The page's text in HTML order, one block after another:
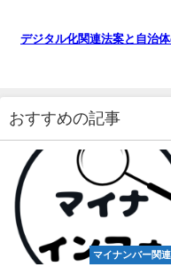
デジタル化関連法案と自治
おすすめの記事
マイナンバー関